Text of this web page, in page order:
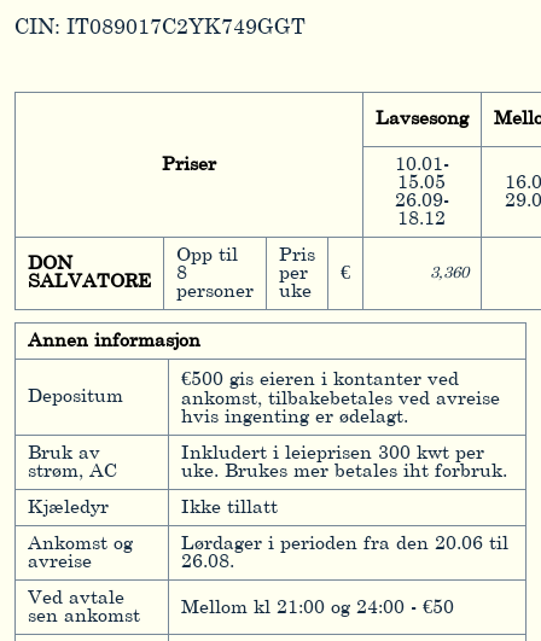
CIN: IT089017C2YK749GGT
Priser
Lavsesong
10.01-
15.05
26.09-
18.12
DON
SALVATORE
Opp til
8
personer
Pris
per
uke
€ 3,360
Annen informasjon
Depositum
€500 gis eieren i kontanter ved
ankomst, tilbakebetales ved avreise
hvis ingenting er ødelagt.
Bruk av
strøm, AC
Inkludert i leieprisen 300 kwt per
uke. Brukes mer betales iht forbruk.
Kjæledyr
Ikke tillatt
Ankomst og
avreise
Lørdager i perioden fra den 20.06 til
26.08.
Ved avtale
sen ankomst
Mellom kl 21:00 og 24:00 - €50